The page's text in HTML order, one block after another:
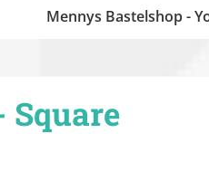
Mennys Bastelshop -
Square